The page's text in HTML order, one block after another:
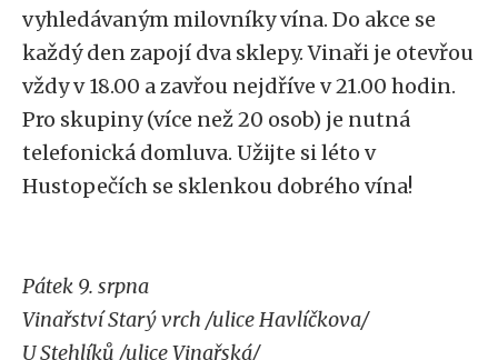
vyhledávaným milovníky vína. Do akce se
každý den zapojí dva sklepy. Vinaři je otevřou
vždy v 18.00 a zavřou nejdříve v 21.00 hodin.
Pro skupiny (více než 20 osob) je nutná
telefonická domluva. Užijte si léto v
Hustopečích se sklenkou dobrého vína!
Pátek 9. srpna
Vinařství Starý vrch /ulice Havlíčkova/
U Stehlíků /ulice Vinařská/